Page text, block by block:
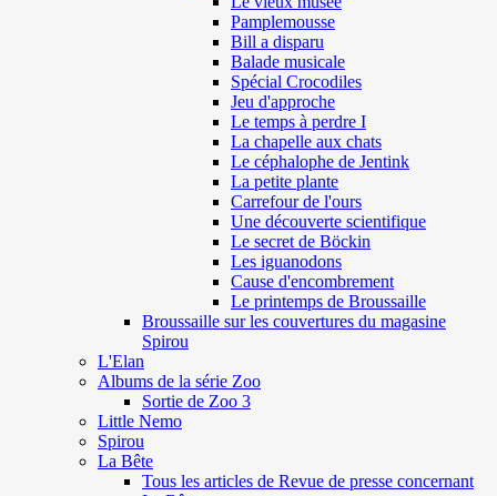
Pamplemousse
Bill a disparu
Balade musicale
Spécial Crocodiles
Jeu d'approche
Le temps à perdre I
La chapelle aux chats
Le céphalophe de Jentink
La petite plante
Carrefour de l'ours
Une découverte scientifique
Le secret de Böckin
Les iguanodons
Cause d'encombrement
Le printemps de Broussaille
Broussaille sur les couvertures du magasine
Spirou
L'Elan
Albums de la série Zoo
Sortie de Zoo 3
Little Nemo
Spirou
La Bête
Tous les articles de Revue de presse concernant